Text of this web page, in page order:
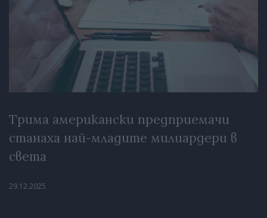
Трима американски предприемачи
станаха най-младите милиардери в
света
29.12.2025